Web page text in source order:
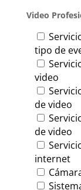
Video
tipo de
video
de video
de video
internet